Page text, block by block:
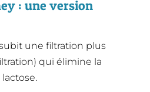
: une version
subit une filtration plus
qui élimine la